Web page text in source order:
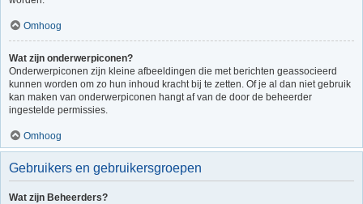
Omhoog
Wat zijn onderwerpiconen?
Onderwerpiconen zijn kleine afbeeldingen die met berichten geassocieerd
kunnen worden om zo hun inhoud kracht bij te zetten. Of je al dan niet gebruik
kan maken van onderwerpiconen hangt af van de door de beheerder
ingestelde permissies.
Omhoog
Gebruikers en gebruikersgroepen
Wat zijn Beheerders?